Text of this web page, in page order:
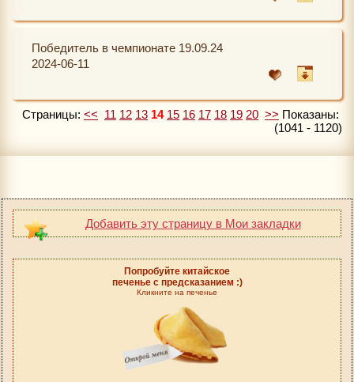
Победитель в чемпионате 19.09.24
2024-06-11
Страницы: << 11 12 13 14 15 16 17 18 19 20 >> Показаны:
(1041 - 1120)
Добавить эту страницу в Мои закладки
Попробуйте китайское
печенье с предсказанием :)
Кликните на печенье